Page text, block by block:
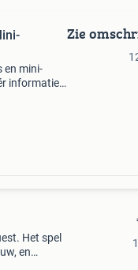
en mini-
informatie
Zie
Het spel
en